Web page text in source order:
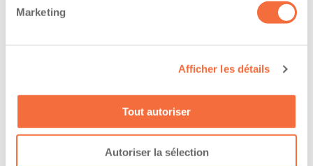
Marketing
Afficher les détails
Tout autoriser
Autoriser la sélection
permis de conduire
The owner-operator has the ability to
Soir